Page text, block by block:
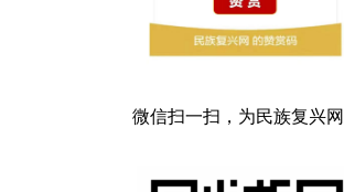
微信扫一扫，为民族复兴网